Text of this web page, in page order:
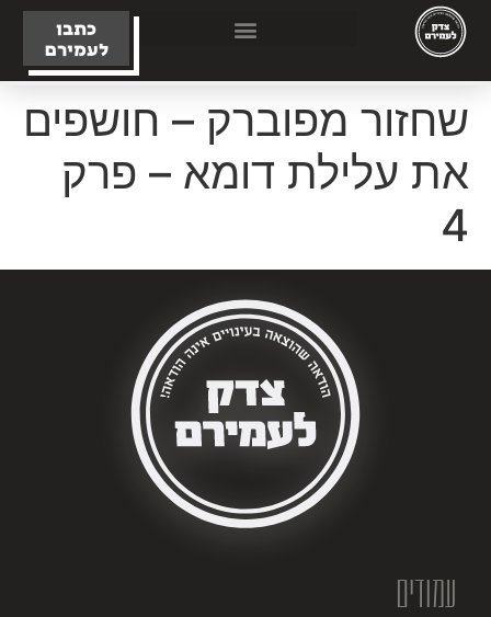
כתבו
לעמירם
שחזור מפוברק – חושפים
את עלילת דומא – פרק
4
עמודים